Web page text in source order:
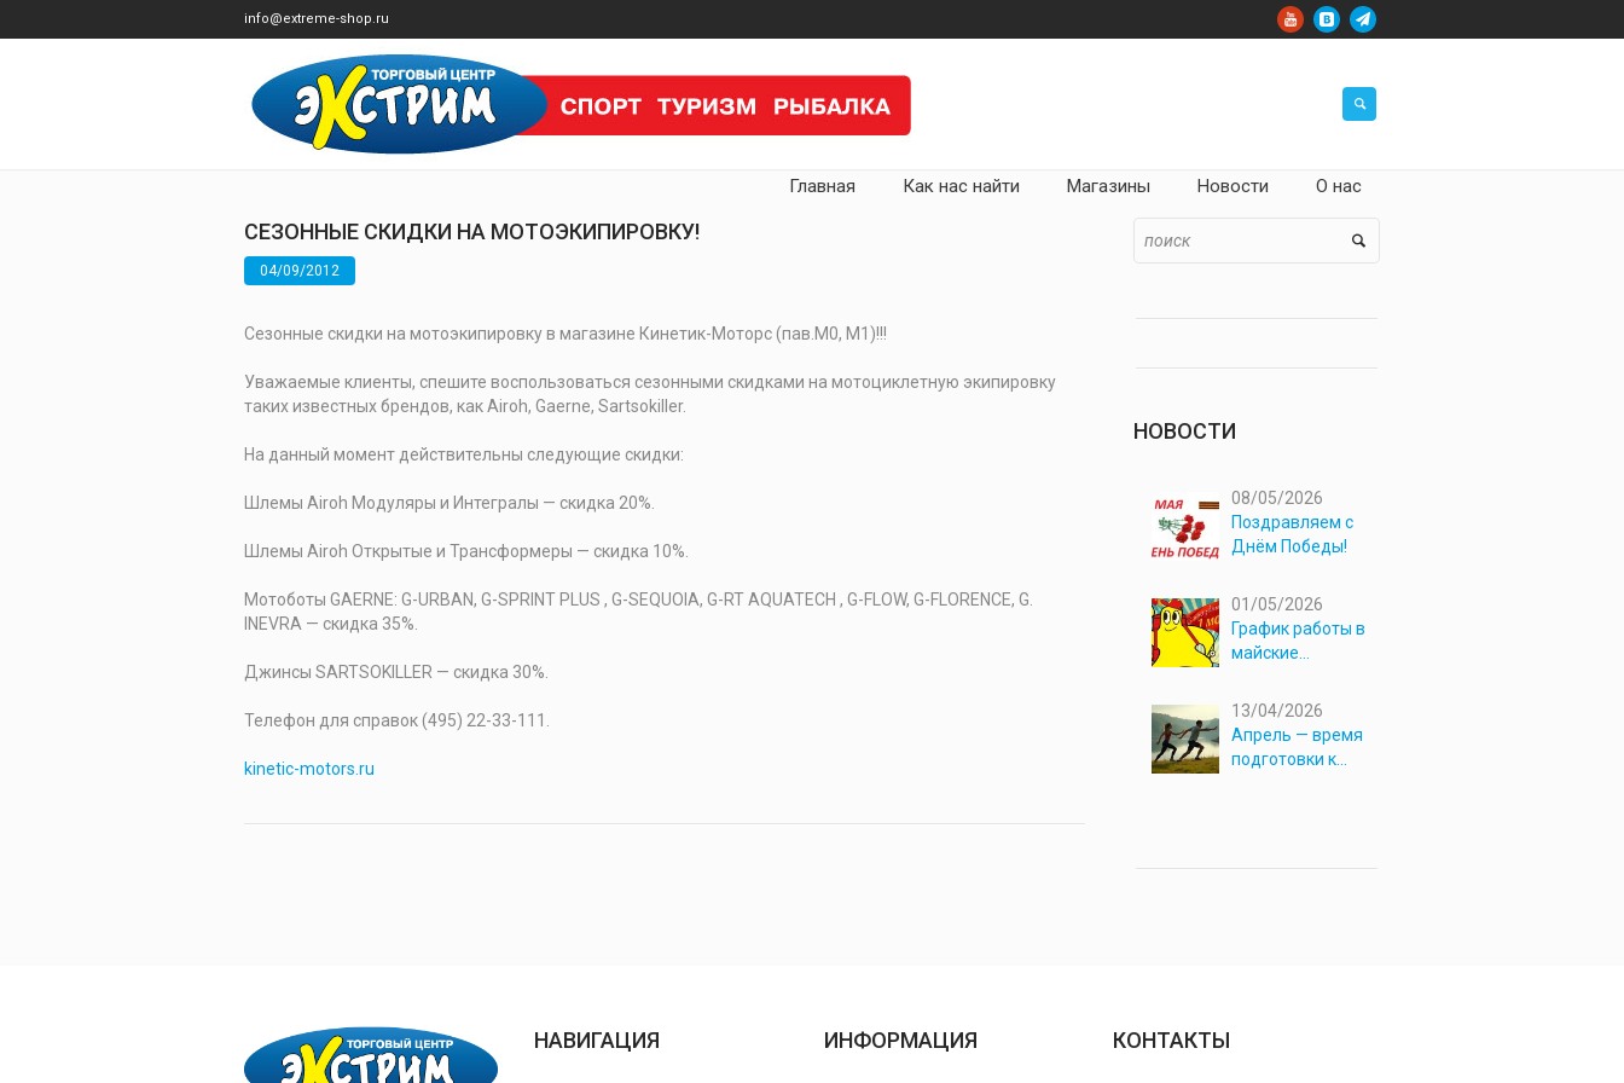
info@extreme-shop.ru
Главная Как нас найти Магазины Новости О нас
СЕЗОННЫЕ СКИДКИ НА МОТОЭКИПИРОВКУ!
04/09/2012
Сезонные скидки на мотоэкипировку в магазине Кинетик-Моторс (пав.М0, М1)!!!
Уважаемые клиенты, спешите воспользоваться сезонными скидками на мотоциклетную экипировку
таких известных брендов, как Airoh, Gaerne, Sartsokiller.
На данный момент действительны следующие скидки:
Шлемы Airoh Модуляры и Интегралы — скидка 20%.
Шлемы Airoh Открытые и Трансформеры — скидка 10%.
Мотоботы GAERNE: G-URBAN, G-SPRINT PLUS , G-SEQUOIA, G-RT AQUATECH , G-FLOW, G-FLORENCE, G.
INEVRA — скидка 35%.
Джинсы SARTSOKILLER — скидка 30%.
Телефон для справок (495) 22-33-111.
kinetic-motors.ru
НОВОСТИ
08/05/2026
Поздравляем с
Днём Победы!
01/05/2026
График работы в
майские
13/04/2026
Апрель — время
подготовки к
НАВИГАЦИЯ ИНФОРМАЦИЯ КОНТАКТЫ